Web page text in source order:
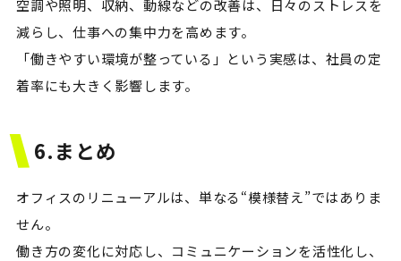
空調や照明、収納、動線などの改善は、日々のストレスを
減らし、仕事への集中力を高めます。
「働きやすい環境が整っている」という実感は、社員の定
着率にも大きく影響します。
6.まとめ
オフィスのリニューアルは、単なる“模様替え”ではありま
せん。
働き方の変化に対応し、コミュニケーションを活性化し、